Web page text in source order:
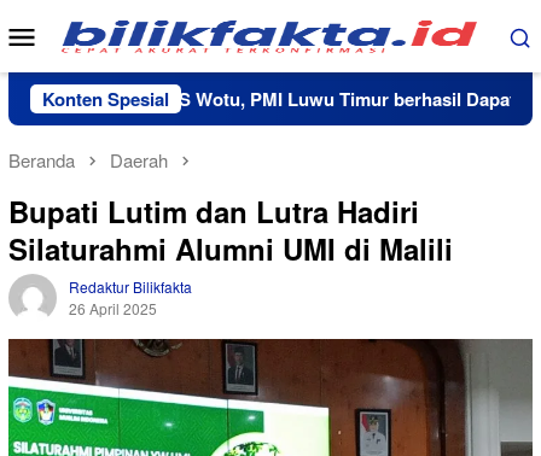
Loncat
ke
konten
Menu
Mobile
Konten Spesial
Kerja Sama RS Wotu, PMI Luwu Timur berhasil Dapatkan 20
Beranda Daerah
Bupati Lutim dan Lutra Hadiri
Silaturahmi Alumni UMI di Malili
Redaktur Bilikfakta
26 April 2025